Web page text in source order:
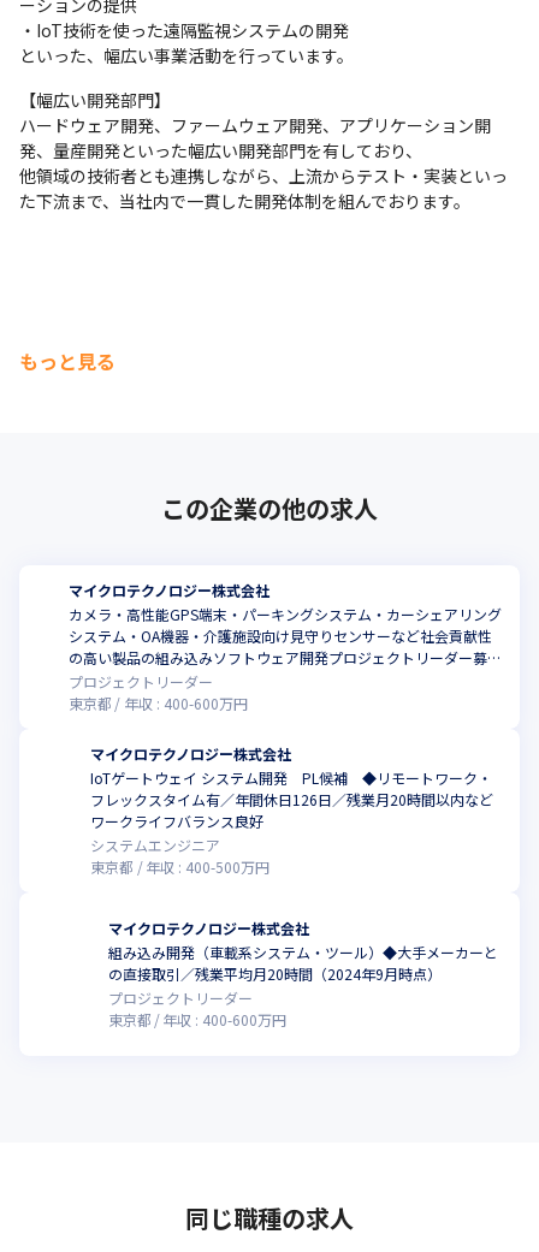
ーションの提供
・IoT技術を使った遠隔監視システムの開発
といった、幅広い事業活動を行っています。
【幅広い開発部門】
ハードウェア開発、ファームウェア開発、アプリケーション開
発、量産開発といった幅広い開発部門を有しており、
他領域の技術者とも連携しながら、上流からテスト・実装といっ
た下流まで、当社内で一貫した開発体制を組んでおります。
もっと見る
この企業の他の求人
マイクロテクノロジー株式会社
カメラ・高性能GPS端末・パーキングシステム・カーシェアリング
システム・OA機器・介護施設向け見守りセンサーなど社会貢献性
の高い製品の組み込みソフトウェア開発プロジェクトリーダー募集
◆《在宅勤務&フレックスタイム制あり》《年間休日126日》
プロジェクトリーダー
東京都
年収 : 400-600万円
マイクロテクノロジー株式会社
IoTゲートウェイ システム開発 PL候補 ◆リモートワーク・
フレックスタイム有／年間休日126日／残業月20時間以内など
ワークライフバランス良好
システムエンジニア
東京都
年収 : 400-500万円
マイクロテクノロジー株式会社
組み込み開発（車載系システム・ツール）◆大手メーカーと
の直接取引／残業平均月20時間（2024年9月時点）
プロジェクトリーダー
東京都
年収 : 400-600万円
同じ職種の求人